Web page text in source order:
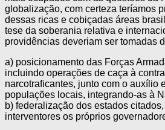
globalização, com certeza teríamos
dessas ricas e cobiçadas áreas
tese da soberania relativa e
providências deveriam ser tomadas
a) posicionamento das Forças
incluindo operações de caça à
narcotraficantes, junto com o auxílio
populações locais, integrando-as à
b) federalização dos estados
interventores os próprios